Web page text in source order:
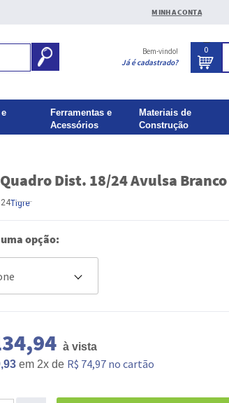
MINHA CONTA
Bem-vindo!
Já é cadastrado?
0
Ferramentas e
Acessórios
Materiais de
Construção
Dist. 18/24 Avulsa Branco
Tigre
opção:
à vista
em 2x de R$ 74,97 no cartão